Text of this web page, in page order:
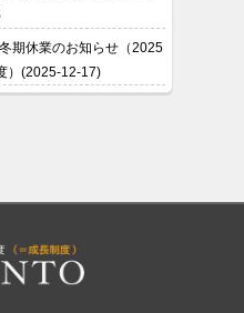
冬期休業のお知らせ（2025
）(2025-12-17)